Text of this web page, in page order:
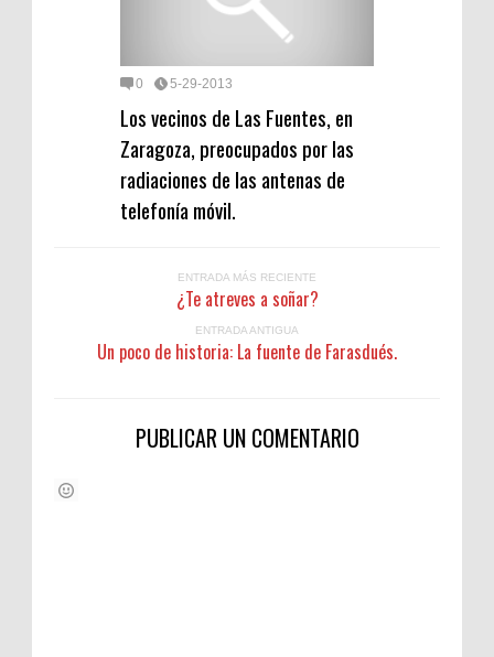
0 5-29-2013
Los vecinos de Las Fuentes, en
Zaragoza, preocupados por las
radiaciones de las antenas de
telefonía móvil.
ENTRADA MÁS RECIENTE
¿Te atreves a soñar?
ENTRADA ANTIGUA
Un poco de historia: La fuente de Farasdués.
PUBLICAR UN COMENTARIO